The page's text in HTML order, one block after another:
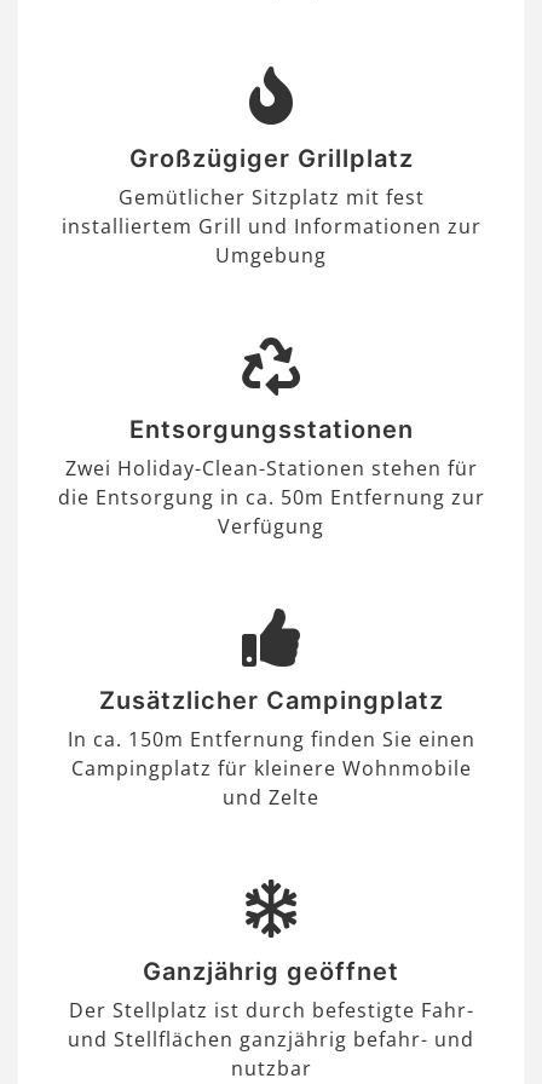
Großzügiger Grillplatz
Gemütlicher Sitzplatz mit fest
installiertem Grill und Informationen zur
Umgebung
Entsorgungsstationen
Zwei Holiday-Clean-Stationen stehen für
die Entsorgung in ca. 50m Entfernung zur
Verfügung
Zusätzlicher Campingplatz
In ca. 150m Entfernung finden Sie einen
Campingplatz für kleinere Wohnmobile
und Zelte
Ganzjährig geöffnet
Der Stellplatz ist durch befestigte Fahr-
und Stellflächen ganzjährig befahr- und
nutzbar